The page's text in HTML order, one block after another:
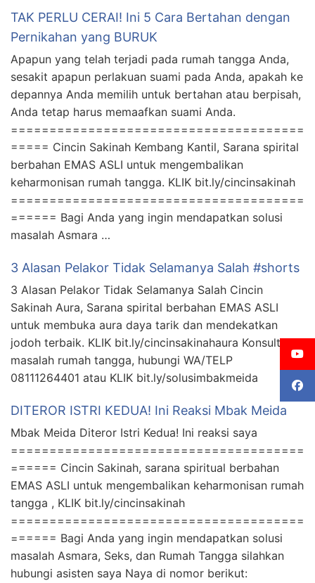
TAK PERLU CERAI! Ini 5 Cara Bertahan dengan
Pernikahan yang BURUK
Apapun yang telah terjadi pada rumah tangga Anda,
sesakit apapun perlakuan suami pada Anda, apakah ke
depannya Anda memilih untuk bertahan atau berpisah,
Anda tetap harus memaafkan suami Anda.
======================================
===== Cincin Sakinah Kembang Kantil, Sarana spirital
berbahan EMAS ASLI untuk mengembalikan
keharmonisan rumah tangga. KLIK bit.ly/cincinsakinah
======================================
====== Bagi Anda yang ingin mendapatkan solusi
masalah Asmara …
3 Alasan Pelakor Tidak Selamanya Salah #shorts
3 Alasan Pelakor Tidak Selamanya Salah Cincin
Sakinah Aura, Sarana spirital berbahan EMAS ASLI
untuk membuka aura daya tarik dan mendekatkan
jodoh terbaik. KLIK bit.ly/cincinsakinahaura Konsultasi
masalah rumah tangga, hubungi WA/TELP
08111264401 atau KLIK bit.ly/solusimbakmeida
DITEROR ISTRI KEDUA! Ini Reaksi Mbak Meida
Mbak Meida Diteror Istri Kedua! Ini reaksi saya
======================================
====== Cincin Sakinah, sarana spiritual berbahan
EMAS ASLI untuk mengembalikan keharmonisan rumah
tangga , KLIK bit.ly/cincinsakinah
======================================
====== Bagi Anda yang ingin mendapatkan solusi
masalah Asmara, Seks, dan Rumah Tangga silahkan
hubungi asisten saya Naya di nomor berikut: